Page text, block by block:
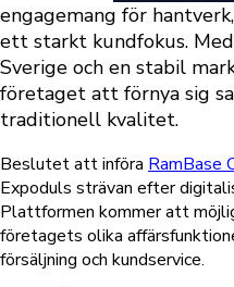
engagemang för
ett starkt kundfokus.
Sverige och en stabil
företaget att förnya sig
traditionell kvalitet.
Beslutet att införa RamBase
Expoduls strävan efter
Plattformen kommer att
företagets olika
försäljning och kundservice.